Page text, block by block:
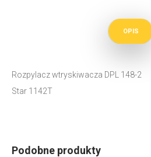
OPIS
Rozpylacz wtryskiwacza DPL 148-2
Star 1142T
Podobne produkty